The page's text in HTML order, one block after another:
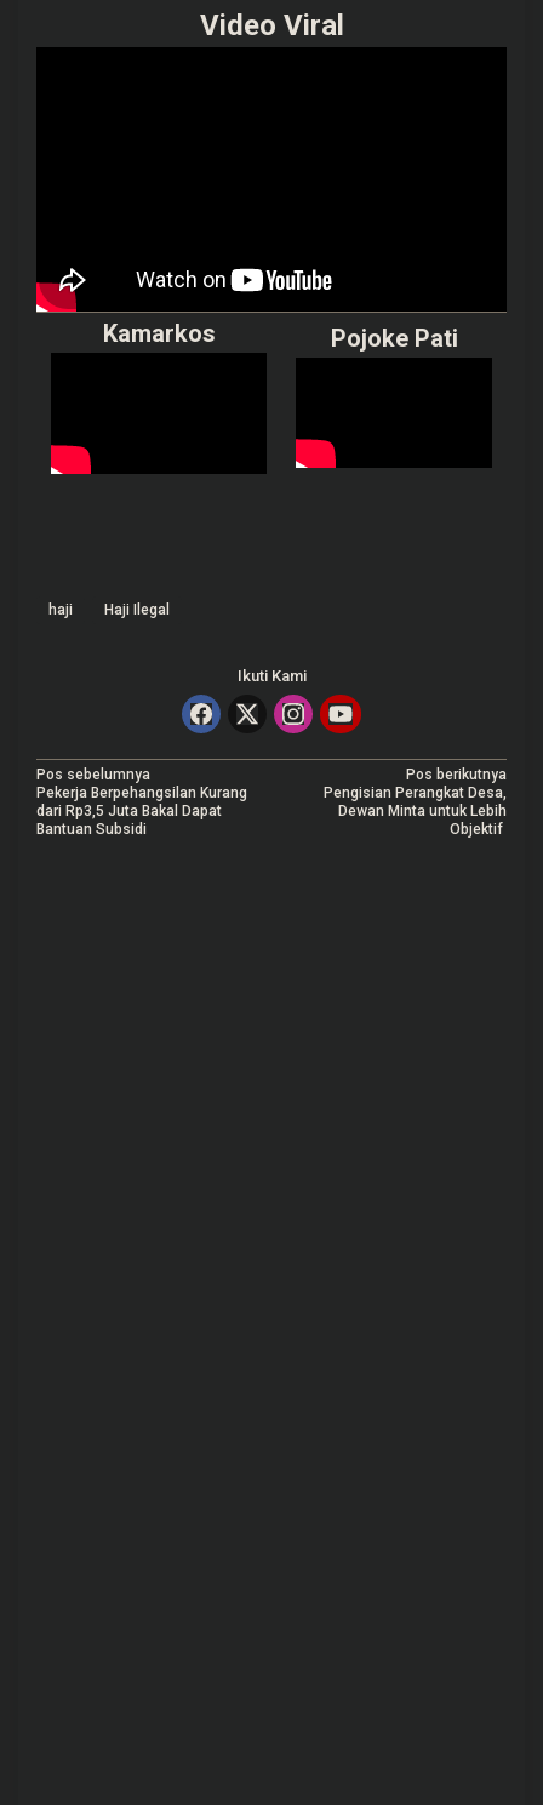
Video Viral
Kamarkos Pojoke Pati
haji Haji Ilegal
Ikuti Kami
N
a
Pos sebelumnya
Pekerja Berpehangsilan Kurang
dari Rp3,5 Juta Bakal Dapat
Bantuan Subsidi
Pos berikutnya
Pengisian Perangkat Desa,
Dewan Minta untuk Lebih
Objektif